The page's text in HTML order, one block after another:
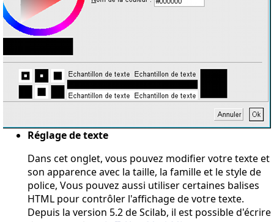
Réglage de texte
Dans cet onglet, vous pouvez modifier votre texte et
son apparence avec la taille, la famille et le style de
police, Vous pouvez aussi utiliser certaines balises
HTML pour contrôler l'affichage de votre texte.
Depuis la version 5.2 de Scilab, il est possible d'écrire